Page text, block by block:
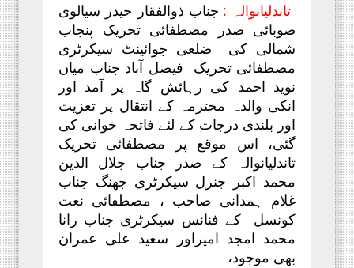
تاندلیانوالہ : جناب ذوالفقار حیدر سیالوی
صوبائی صدر مصطفائی تحریک پنجاب
شمالی کی ضلعی جوائینٹ سیکرٹری
مصطفائی تحریک
فیصل آباد جناب میاں
نوید احمد کی رہائش گاہ پر آمد اور
انکی والدہ محترمہ کے انتقال پر تعزیت
اور بلندی درجات کے لئے فاتحہ خوانی کی
گئی، اس موقع پر مصطفائی تحریک
تاندلیانوالہ کے صدر جناب جلال الدین
محمد اکبر جنرل سیکرٹری جھنگ جناب
غلام ہمدانی صاحب ، مصطفائی نعت
کونسل کے فنانس سیکرٹری جناب رانا
محمد امجد امیراور سعید علی عمران
بھی موجود،